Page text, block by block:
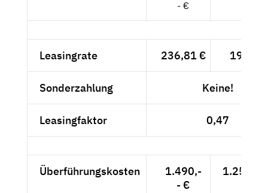
- €
Leasingrate 236,81 € 199,--
Sonderzahlung Keine!
Leasingfaktor 0,47
Überführungskosten
1.490,-
- €